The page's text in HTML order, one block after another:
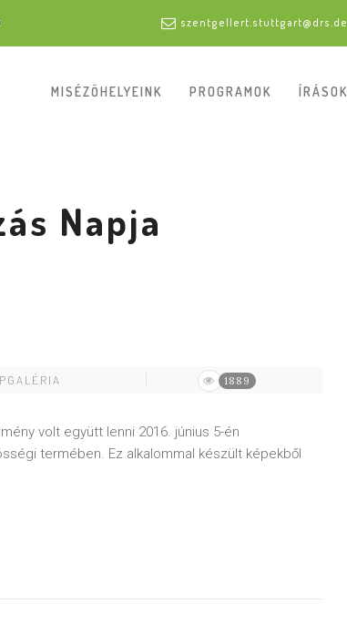
szentgellert.stuttgart@drs.de
MISÉZŐHELYEINK PROGRAMOK ÍRÁSOK
Napja
1889
volt együtt lenni 2016. június 5-én
termében. Ez alkalommal készült képekből